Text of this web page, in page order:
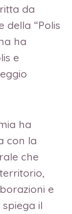
da
della “Polis
ha
e
ha
con la
che
e
il